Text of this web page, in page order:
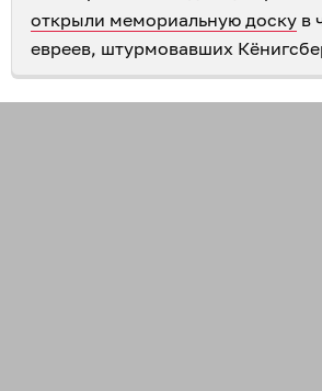
открыли мемориальную доску в
евреев, штурмовавших